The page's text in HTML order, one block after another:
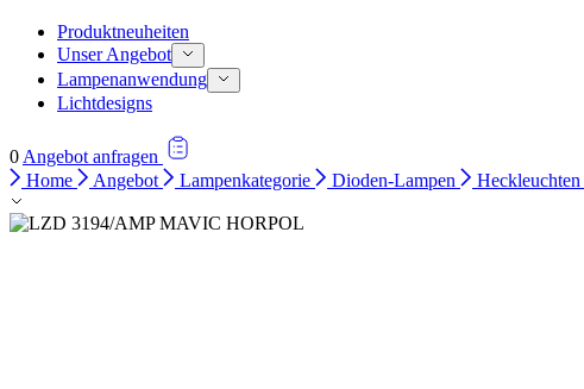
Produktneuheiten
Unser Angebot
Lampenanwendung
Lichtdesigns
0Angebot anfragen
Home
Angebot Lampenkategorie Dioden-Lampen Heckleuchten